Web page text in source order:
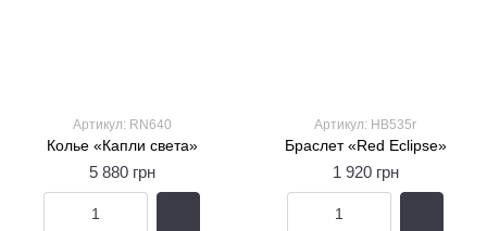
Артикул: RN640
Колье «Капли света»
5 880 грн
Артикул: HB535r
Браслет «Red Eclipse»
1 920 грн